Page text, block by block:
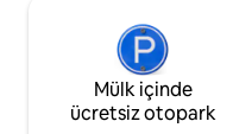
Mülk içinde
ücretsiz otopark